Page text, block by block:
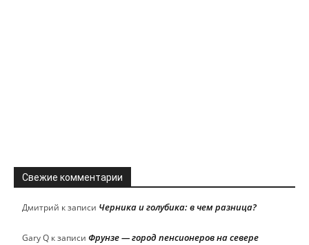
Свежие комментарии
Дмитрий к записи Черника и голубика: в чем разница?
Gary Q к записи Фрунзе — город пенсионеров на севере